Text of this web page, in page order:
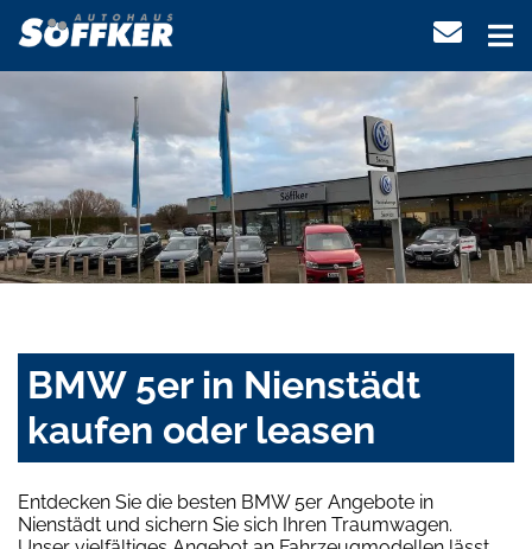
BMW 5er in Nienstädt
kaufen oder leasen
Entdecken Sie die besten BMW 5er Angebote in
Nienstädt und sichern Sie sich Ihren Traumwagen.